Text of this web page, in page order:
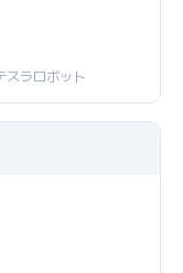
スラロボット